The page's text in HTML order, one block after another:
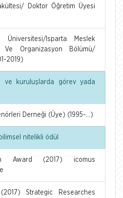
Doktor Öğretim Üyesi
Üniversitesi/Isparta Meslek
Ve Organizasyon Bölümü/
2019)
ve kuruluşlarda görev yada
Derneği (Üye) (1995-...)
nitelikli ödül
Award (2017) icomus
Strategic Researches